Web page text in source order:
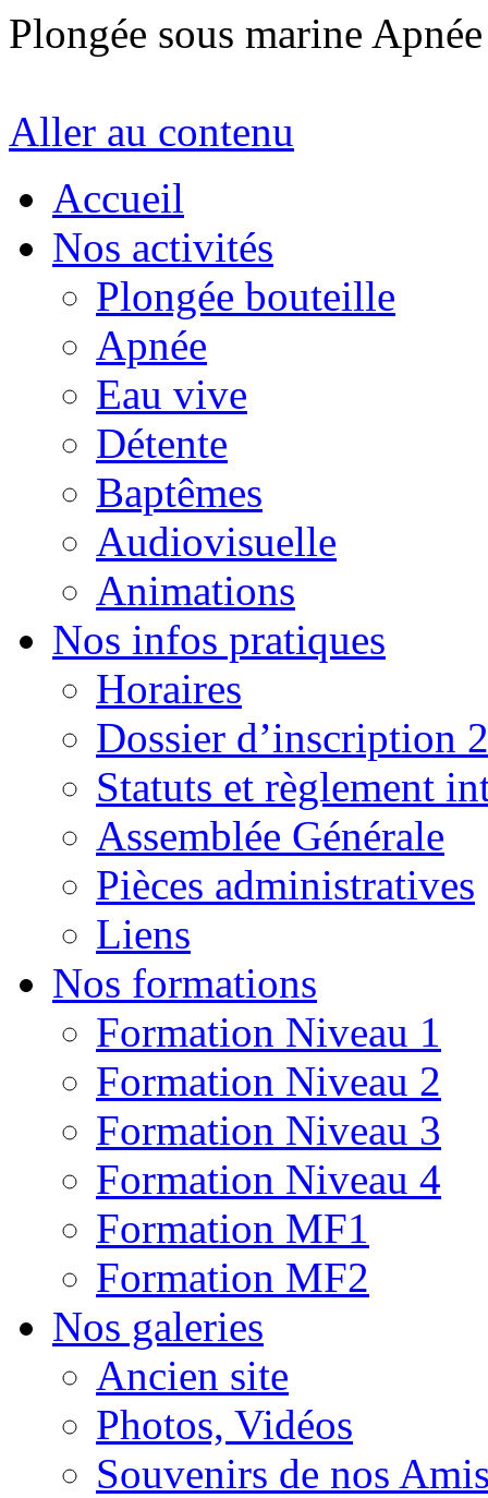
Plongée sous marine
Aller au contenu
Accueil
Nos activités
Plongée bouteille
Apnée
Eau vive
Détente
Baptêmes
Audiovisuelle
Animations
Nos infos pratiques
Horaires
Dossier d’inscription
Statuts et règlement
Assemblée Générale
Pièces administratives
Liens
Nos formations
Formation Niveau 1
Formation Niveau 2
Formation Niveau 3
Formation Niveau 4
Formation MF1
Formation MF2
Nos galeries
Ancien site
Photos, Vidéos
Souvenirs de nos